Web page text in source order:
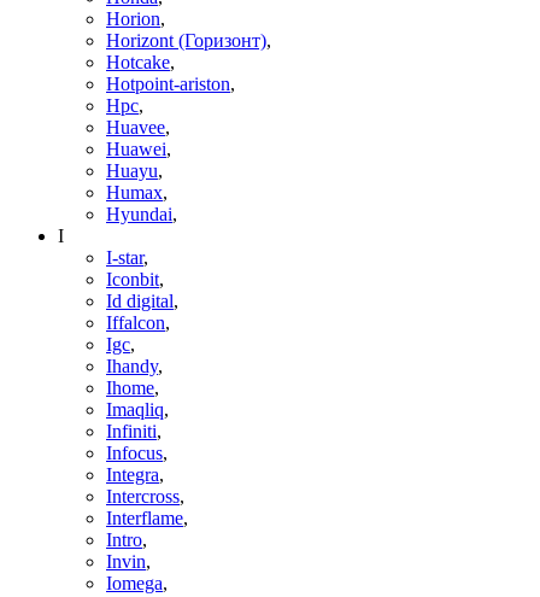
Horion,
Horizont (Горизонт),
Hotcake,
Hotpoint-ariston,
Hpc,
Huavee,
Huawei,
Huayu,
Humax,
Hyundai,
I
I-star,
Iconbit,
Id digital,
Iffalcon,
Igc,
Ihandy,
Ihome,
Imaqliq,
Infiniti,
Infocus,
Integra,
Intercross,
Interflame,
Intro,
Invin,
Iomega,